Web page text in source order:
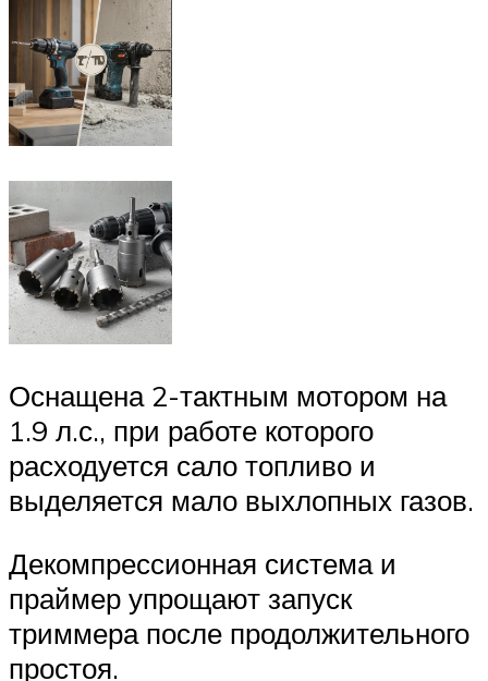
Оснащена 2-тактным мотором на
1.9 л.с., при работе которого
расходуется сало топливо и
выделяется мало выхлопных газов.
Декомпрессионная система и
праймер упрощают запуск
триммера после продолжительного
простоя.